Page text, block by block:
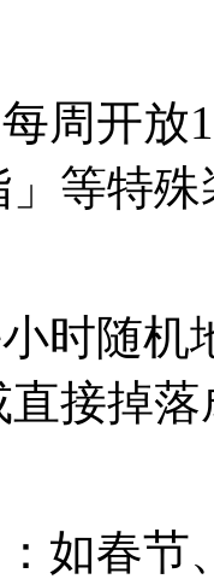
周开放
等特
时随机
直接掉
如春